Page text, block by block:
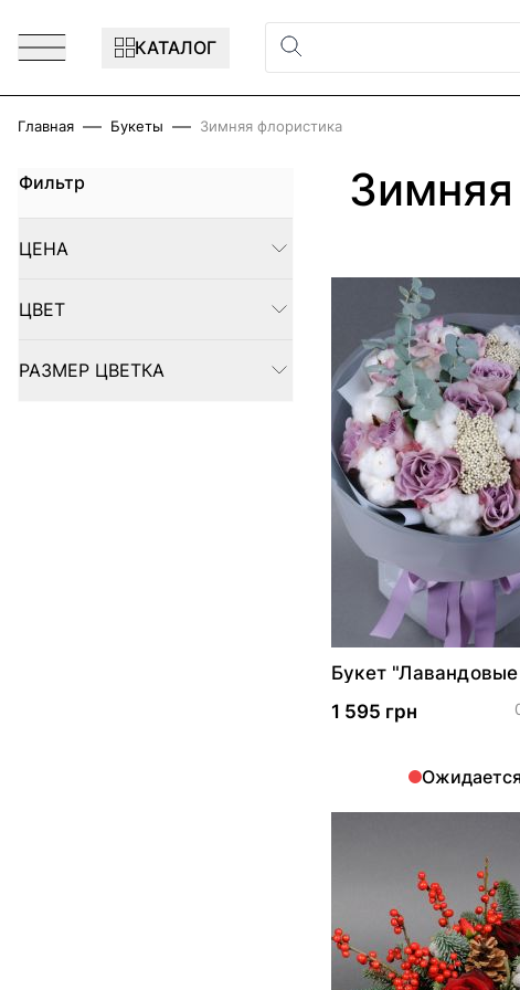
КАТАЛОГ
Главная Букеты Зимняя флористика
Фильтр
ЦЕНА
FILTER
ЦВЕТ
FILTER
РАЗМЕР ЦВЕТКА
FILTER
Букет
1 595 грн
Ожидается